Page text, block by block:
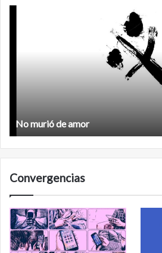
Convergencias